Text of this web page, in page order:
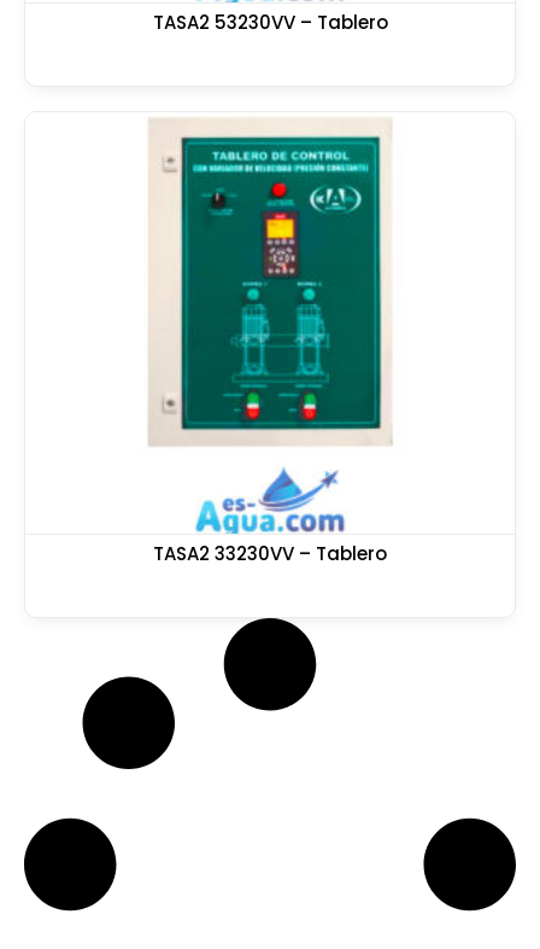
TASA2 53230VV – Tablero
TASA2 33230VV – Tablero